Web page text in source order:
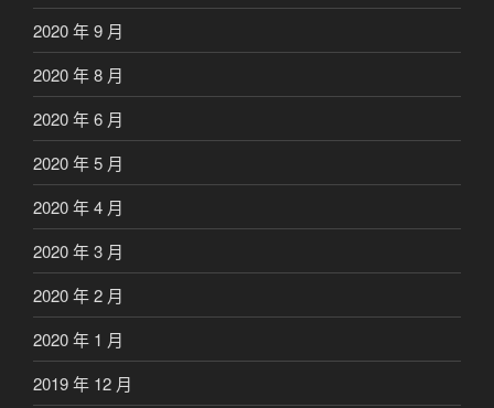
2020 年 9 月
2020 年 8 月
2020 年 6 月
2020 年 5 月
2020 年 4 月
2020 年 3 月
2020 年 2 月
2020 年 1 月
2019 年 12 月